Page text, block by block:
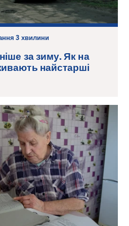
3 хвилини
за зиму. Як на
найстарші